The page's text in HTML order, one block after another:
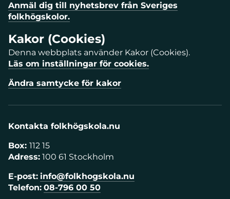
Anmäl dig till nyhetsbrev från Sveriges
folkhögskolor.
Kakor (Cookies)
Denna webbplats använder Kakor (Cookies).
Läs om inställningar för cookies.
Ändra samtycke för kakor
Kontakta folkhögskola.nu
Box: 112 15
Adress: 100 61 Stockholm
E-post: info@folkhogskola.nu
Telefon: 08-796 00 50